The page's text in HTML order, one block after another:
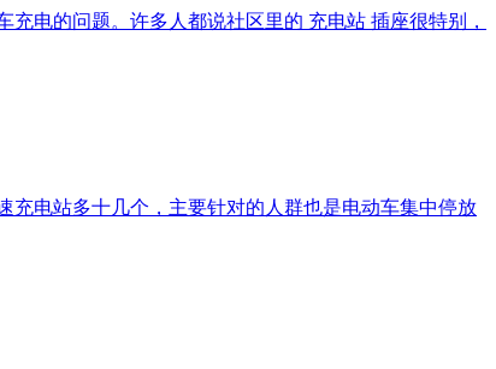
电的问题。许多人都说社区里的 充电站 插座很特别，
充电站多十几个，主要针对的人群也是电动车集中停放